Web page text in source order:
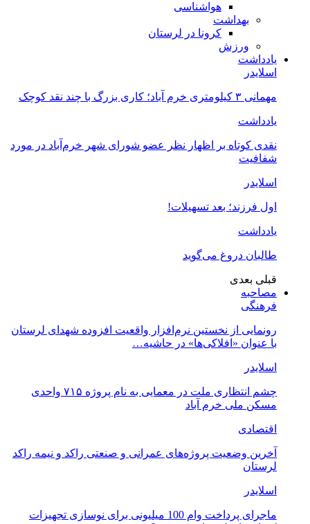
هواشناسی
بهداشت
کرونا در لرستان
ورزش
یادداشت
اسلایدر
مهمانی ۳ کیلومتری خرم آباد؛ کاری بزرگ با چند نقد کوچک
یادداشت
نقدی کوتاه بر اظهار نظر عضو شورای شهر خرم‌آباد در مورد
شفافیت
اسلایدر
اول فرزند؛ بعد تسهیلات!
یادداشت
طالبان دروغ می‌گوید
قبلی بعدی
مصاحبه
فرهنگی
رونمایی از نخستین نرم‌افزار واقعیت افزوده شهدای لرستان
با عنوان «افلاکی‌ها» در حاشیه…
اسلایدر
چشم انتظاری ملت در معمایی به نام پروژه ۷۱۵ واحدی
مسکن ملی خرم آباد
اقتصادی
آخرین وضعیت پروژه‌های عمرانی و صنعتی راکد و نیمه راکد
لرستان
اسلایدر
ماجرای پرداخت وام 100 میلیونی برای نوسازی تجهیزات